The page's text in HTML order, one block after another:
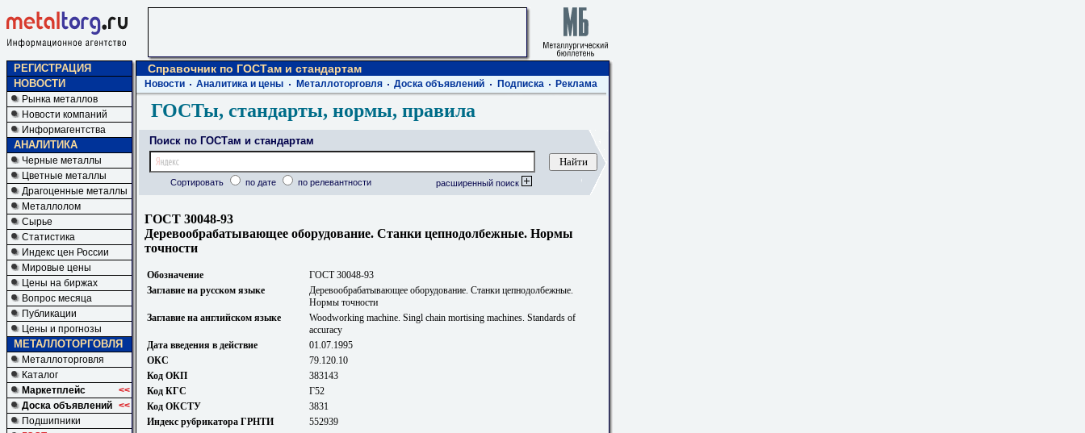
РЕГИСТРАЦИЯ
НОВОСТИ
Рынка металлов
Новости компаний
Информагентства
АНАЛИТИКА
Черные металлы
Цветные металлы
Драгоценные металлы
Металлолом
Сырье
Статистика
Индекс цен России
Мировые цены
Цены на биржах
Вопрос месяца
Публикации
Цены и прогнозы
МЕТАЛЛОТОРГОВЛЯ
Металлоторговля
Каталог
Маркетплейс
<<
Доска объявлений <<
Подшипники
Справочник по ГОСТам и стандартам
Новости Аналитика и цены Металлоторговля Доска объявлений Подписка Реклама
ГОСТы, стандарты, нормы, правила
Поиск по ГОСТам и стандартам
Сортировать по дате по релевантности расширенный поиск
ГОСТ 30048-93
Деревообрабатывающее оборудование. Станки цепнодолбежные. Нормы
точности
Обозначение
ГОСТ 30048-93
Заглавие на русском языке
Деревообрабатывающее оборудование. Станки цепнодолбежные.
Нормы точности
Заглавие на английском языке
Woodworking machine. Singl chain mortising machines. Standards of
accuracy
Дата введения в действие
01.07.1995
ОКС
79.120.10
Код ОКП
383143
Код КГС
Г52
Код ОКСТУ
3831
Индекс рубрикатора ГРНТИ
552939